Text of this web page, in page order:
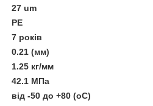
27 um
РЕ
7 років
0.21 (мм)
1.25 кг/мм
42.1 МПа
від -50 до +80 (оС)